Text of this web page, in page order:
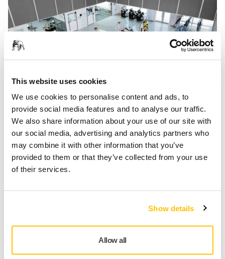
This website uses cookies
We use cookies to personalise content and ads, to
provide social media features and to analyse our traffic.
We also share information about your use of our site with
our social media, advertising and analytics partners who
may combine it with other information that you’ve
provided to them or that they’ve collected from your use
of their services.
Show details
Allow all
Nous nous efforçons de façonner durablement l'industrie
de la finition de surface et d'être un leader dans tous les
segments de notre marché. Ce leadership signifie que,
grâce à notre vision et à notre proactivité, nous offrons à nos
clients des systèmes, des outils et des services de haute
qualité. Nous ne nous contentons pas de solutions isolées
l'ensemble de l'industrie et des processus, sur les plans
Notre devise est et a toujours été « Est-ce si difficile ? »